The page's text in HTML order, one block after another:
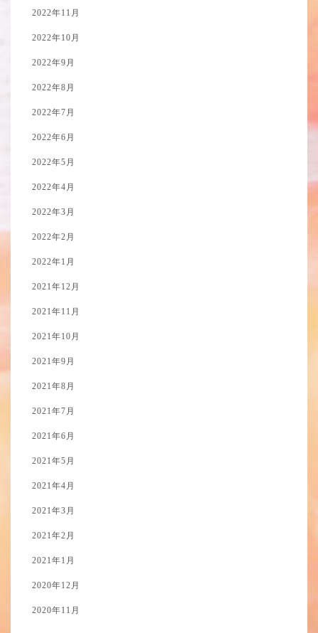
2022年11月
2022年10月
2022年9月
2022年8月
2022年7月
2022年6月
2022年5月
2022年4月
2022年3月
2022年2月
2022年1月
2021年12月
2021年11月
2021年10月
2021年9月
2021年8月
2021年7月
2021年6月
2021年5月
2021年4月
2021年3月
2021年2月
2021年1月
2020年12月
2020年11月